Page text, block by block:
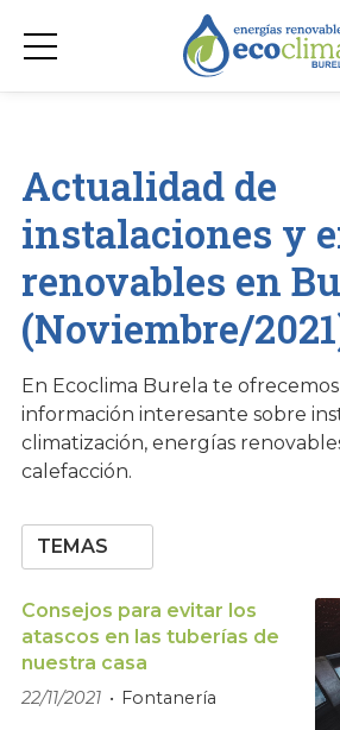
Actualidad de
instalaciones y
renovables en
(Noviembre/
En Ecoclima Burela te
información interesante sobre
climatización, energías
calefacción.
TEMAS
Consejos para evitar los
atascos en las tuberías de
nuestra casa
22/11/2021 Fontanería